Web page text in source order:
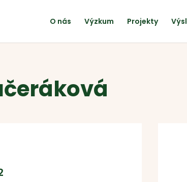
O nás Výzkum Projekty